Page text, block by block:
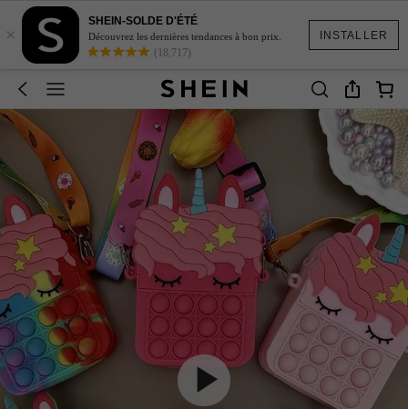
INSTALLER
×
SHEIN-SOLDE D'ÉTÉ
Découvrez les dernières tendances à bon prix.
(18,717)